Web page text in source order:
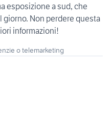
esposizione a sud, che
Non perdere questa
informazioni!
o telemarketing